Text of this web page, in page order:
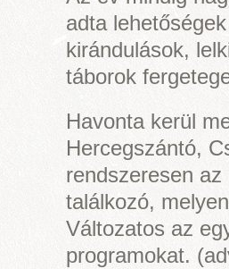
adta
kirándulások,
táborok
Havonta kerül
Hercegszántó,
rendszeresen
találkozó,
Változatos az
programokat.